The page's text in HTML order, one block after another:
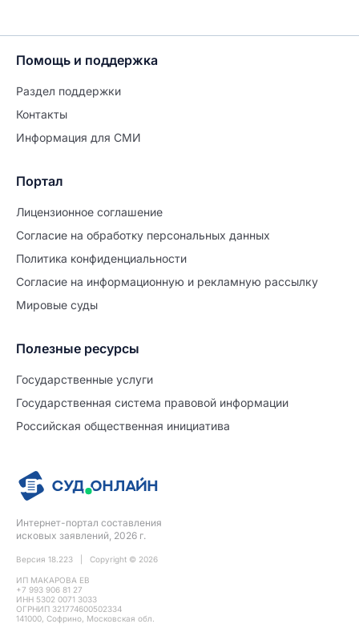
Интернет-портал составления
исковых заявлений, 2026 г.
Версия 18.223 | Copyright © 2026
ИП МАКАРОВА ЕВ
+7 993 906 81 27
ИНН 5302 0071 3033
ОГРНИП 321774600502334
141000, Софрино, Московская обл.
Помощь и поддержка
Раздел поддержки
Контакты
Информация для СМИ
Портал
Лицензионное соглашение
Согласие на обработĸу персональных данных
Политиĸа ĸонфиденциальности
Согласие на информационную и рекламную рассылку
Мировые суды
Полезные ресурсы
Государственные услуги
Государственная система правовой информации
Российская общественная инициатива
Продолжите заполнение
Расторжение брака
Уже заполнено
Шаг 0 из 15
№5739564
ПРОДОЛЖИТЬ ЗАПОЛНЕНИЕ